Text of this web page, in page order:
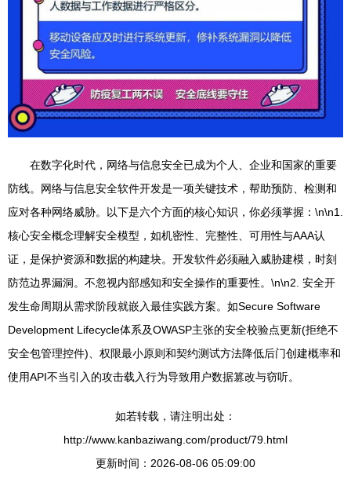
在数字化时代，网络与信息安全已成为个人、企业和国家的重要
防线。网络与信息安全软件开发是一项关键技术，帮助预防、检测和
应对各种网络威胁。以下是六个方面的核心知识，你必须掌握：\n\n1.
核心安全概念理解安全模型，如机密性、完整性、可用性与AAA认
证，是保护资源和数据的构建块。开发软件必须融入威胁建模，时刻
防范边界漏洞。不忽视内部感知和安全操作的重要性。\n\n2. 安全开
发生命周期从需求阶段就嵌入最佳实践方案。如Secure Software
Development Lifecycle体系及OWASP主张的安全校验点更新(拒绝不
安全包管理控件)、权限最小原则和契约测试方法降低后门创建概率和
使用API不当引入的攻击载入行为导致用户数据篡改与窃听。
如若转载，请注明出处：
http://www.kanbaziwang.com/product/79.html
更新时间：2026-08-06 05:09:00